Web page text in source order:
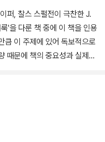
퍼, 찰스 스펄전이 극찬한 J.
'을 다룬 책 중에 이 책을 인용
큼 이 주제에 있어 독보적으로
때문에 책의 중요성과 실제적
읽기 쉽게 요약한 것으로,
록 돕는다. 19세기 후반에 쓰
들에게 사랑받고 있는지 궁금
. 단순한 지식의 전달이 아닌